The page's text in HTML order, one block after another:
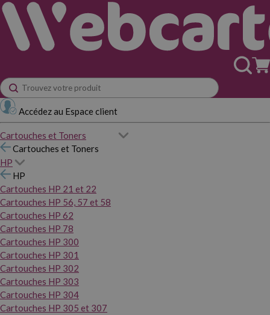
Accédez au Espace client
Cartouches et Toners
Cartouches et Toners
HP
HP
Cartouches HP 21 et 22
Cartouches HP 56, 57 et 58
Cartouches HP 62
Cartouches HP 78
Cartouches HP 300
Cartouches HP 301
Cartouches HP 302
Cartouches HP 303
Cartouches HP 304
Cartouches HP 305 et 307